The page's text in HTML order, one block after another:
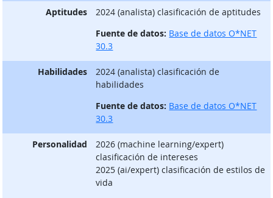
Aptitudes
2024 (analista) clasificación de aptitudes
Fuente de datos: Base de datos O*NET
30.3
Habilidades
2024 (analista) clasificación de
habilidades
Fuente de datos: Base de datos O*NET
30.3
Personalidad
2026 (machine learning/expert)
clasificación de intereses
2025 (ai/expert) clasificación de estilos de
vida